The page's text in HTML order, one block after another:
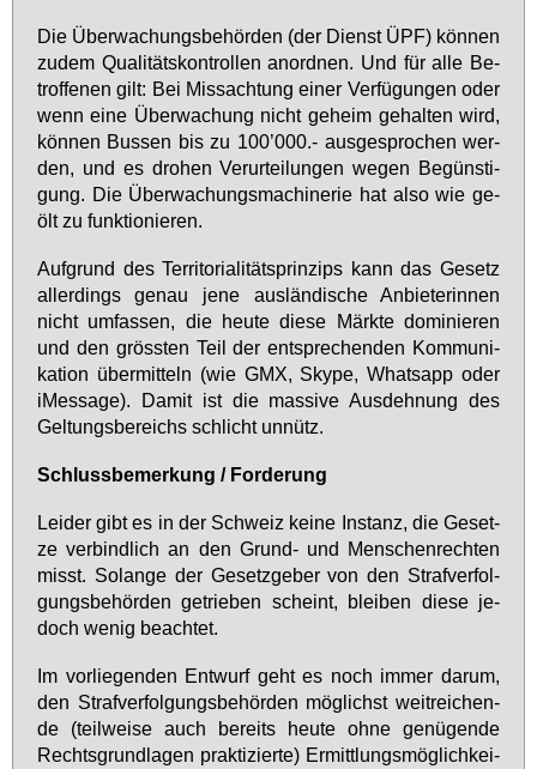
Die Über­wa­chungs­be­hör­den (der Dienst ÜPF) kön­nen
zu­dem Qua­li­täts­kon­trol­len an­ord­nen. Und für al­le Be­
trof­fe­nen gilt: Bei Miss­ach­tung ei­ner Ver­fü­gun­gen oder
wenn ei­ne Über­wa­chung nicht ge­heim ge­hal­ten wird,
kön­nen Bus­sen bis zu 100’000.- aus­ge­spro­chen wer­
den, und es dro­hen Ver­ur­tei­lun­gen we­gen Be­güns­ti­
gung. Die Über­wa­chungs­ma­chi­ne­rie hat al­so wie ge­
ölt zu funk­tio­nie­ren.
Auf­grund des Ter­ri­to­ria­li­täts­prin­zips kann das Ge­setz
al­ler­dings ge­nau je­ne aus­län­di­sche An­bie­te­rin­nen
nicht um­fas­sen, die heu­te die­se Märk­te do­mi­nie­ren
und den gröss­ten Teil der ent­spre­chen­den Kom­mu­ni­
ka­ti­on über­mit­teln (wie GMX, Sky­pe, Whats­app oder
iM­es­sa­ge). Da­mit ist die mas­si­ve Aus­deh­nung des
Gel­tungs­be­reichs schlicht un­nütz.
Schluss­be­mer­kung / For­de­rung
Lei­der gibt es in der Schweiz kei­ne In­stanz, die Ge­set­
ze ver­bind­lich an den Grund- und Men­schen­rech­ten
misst. So­lan­ge der Ge­setz­ge­ber von den Straf­ver­fol­
gungs­be­hör­den ge­trie­ben scheint, blei­ben die­se je­
doch we­nig be­ach­tet.
Im vor­lie­gen­den Ent­wurf geht es noch im­mer dar­um,
den Straf­ver­fol­gungs­be­hör­den mög­lichst weit­rei­chen­
de (teil­wei­se auch be­reits heu­te oh­ne ge­nü­gen­de
Rechts­grund­la­gen prak­ti­zier­te) Er­mitt­lungs­mög­lich­kei­